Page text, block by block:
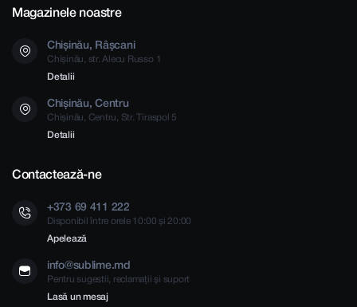
Magazinele noastre
Chișinău, Râșcani
Chișinău, str. Alecu Russo 1
Detalii
Chișinău, Centru
Chișinău, Centru, Str. Tiraspol 5
Detalii
Contactează-ne
+373 69 411 222
Disponibil între orele 10:00 și 20:00
Apelează
info@sublime.md
Pentru sugestii, reclamații și suport
Lasă un mesaj